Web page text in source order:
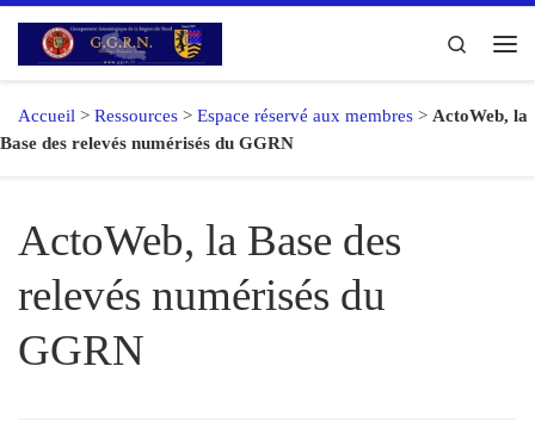
Passer au contenu
Search
Accueil > Ressources > Espace réservé aux membres > ActoWeb, la
Base des relevés numérisés du GGRN
ActoWeb, la Base des
relevés numérisés du
GGRN